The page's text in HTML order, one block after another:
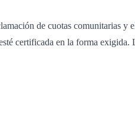
de cuotas comunitarias y
certificada en la forma